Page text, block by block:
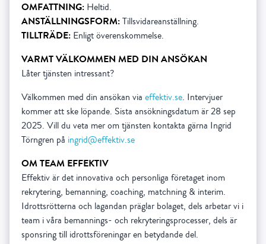
OMFATTNING: Heltid.
ANSTÄLLNINGSFORM:Tillsvidareanställning.
TILLTRÄDE: Enligt överenskommelse.
VARMT VÄLKOMMEN MED DIN ANSÖKAN
Låter tjänsten intressant?
Välkommen med din ansökan via effektiv.se. Intervjuer
kommer att ske löpande. Sista ansökningsdatum är 28 sep
2025. Vill du veta mer om tjänsten kontakta gärna Ingrid
Törngren på ingrid@effektiv.se
OM TEAM EFFEKTIV
Effektiv är det innovativa och personliga företaget inom
rekrytering, bemanning, coaching, matchning & interim.
Idrottsrötterna och lagandan präglar bolaget, dels arbetar vi i
team i våra bemannings- och rekryteringsprocesser, dels är
sponsring till idrottsföreningar en betydande del.